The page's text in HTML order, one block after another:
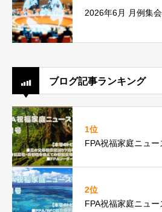
2026年6月 月例集
ブログ記事ランキング
1位
FPA祝福家庭ニュ
2位
FPA祝福家庭ニュ